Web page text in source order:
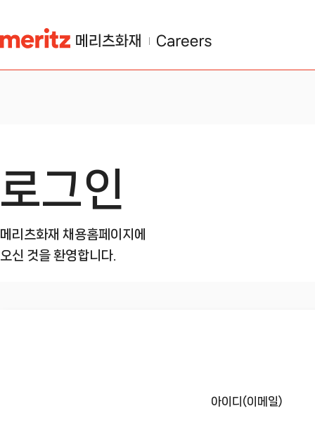
로그인
메리츠화재 채용홈페이지에
오신 것을 환영합니다.
아이디(이메일)